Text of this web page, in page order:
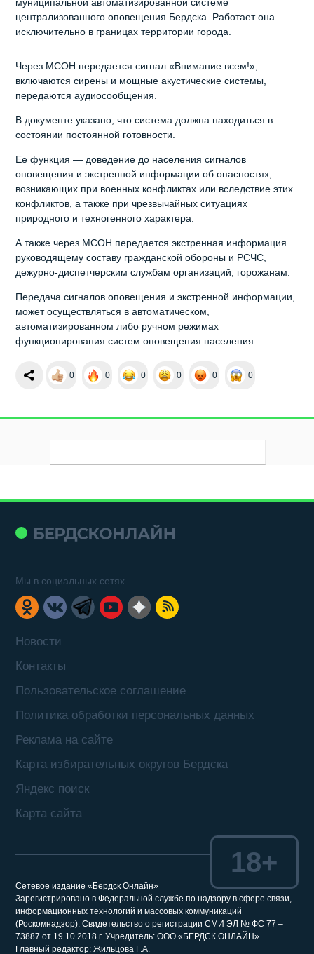
муниципальной автоматизированной системе
централизованного оповещения Бердска. Работает она
исключительно в границах территории города.
Через МСОН передается сигнал «Внимание всем!»,
включаются сирены и мощные акустические системы,
передаются аудиосообщения.
В документе указано, что система должна находиться в
состоянии постоянной готовности.
Ее функция — доведение до населения сигналов
оповещения и экстренной информации об опасностях,
возникающих при военных конфликтах или вследствие этих
конфликтов, а также при чрезвычайных ситуациях
природного и техногенного характера.
А также через МСОН передается экстренная информация
руководящему составу гражданской обороны и РСЧС,
дежурно-диспетчерским службам организаций, горожанам.
Передача сигналов оповещения и экстренной информации,
может осуществляться в автоматическом,
автоматизированном либо ручном режимах
функционирования систем оповещения населения.
0 0 0 0 0 0
Новости
Контакты
Пользовательское соглашение
Политика обработки персональных данных
Реклама на сайте
Карта избирательных округов Бердска
Яндекс поиск
Карта сайта
Мы в социальных сетях
Сетевое издание «Бердск Онлайн»
Зарегистрировано в Федеральной службе по надзору в сфере связи,
информационных технологий и массовых коммуникаций
(Роскомнадзор). Свидетельство о регистрации СМИ ЭЛ № ФС 77 –
73887 от 19.10.2018 г. Учредитель: ООО «БЕРДСК ОНЛАЙН»
Главный редактор: Жильцова Г.А.
18+